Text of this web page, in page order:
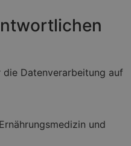
Datenverarbeitung auf
und